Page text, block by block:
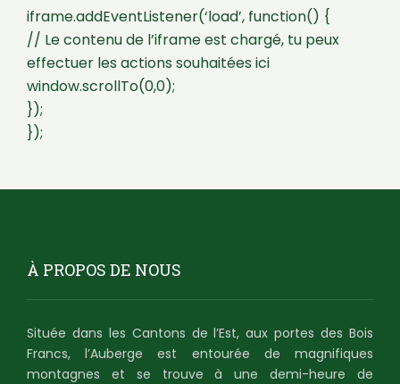
iframe.addEventListener(‘load’, function() {
// Le contenu de l’iframe est chargé, tu peux
effectuer les actions souhaitées ici
window.scrollTo(0,0);
});
});
À PROPOS DE NOUS
Située dans les Cantons de l’Est, aux portes des Bois
Francs, l’Auberge est entourée de magnifiques
montagnes et se trouve à une demi-heure de